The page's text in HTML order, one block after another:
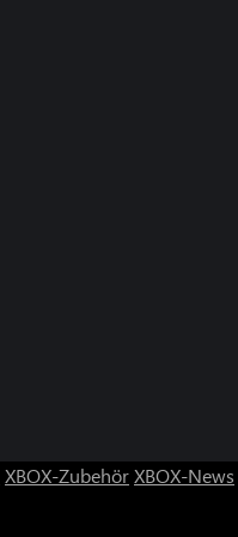
XBOX-ZubehörXBOX-News